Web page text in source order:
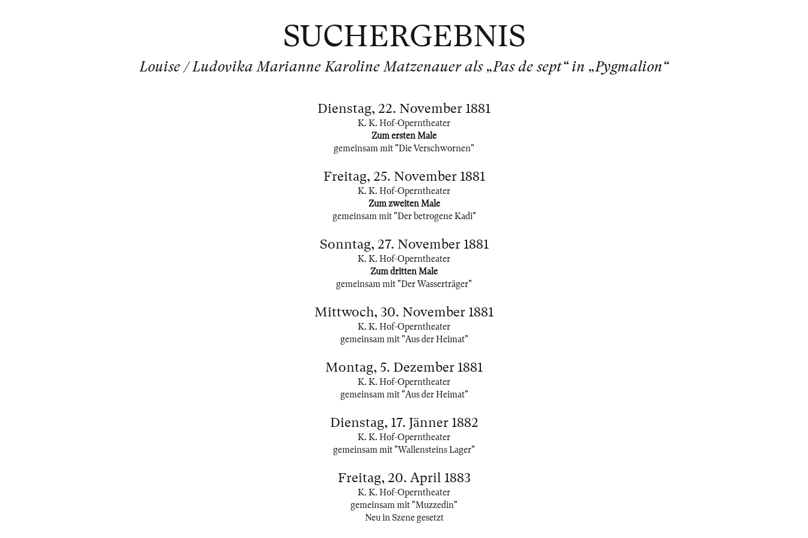
SUCHERGEBNIS
Louise / Ludovika Marianne Karoline Matzenauer als „Pas de sept“ in „Pygmalion“
Dienstag, 22. November 1881
K. K. Hof-Operntheater
Zum ersten Male
gemeinsam mit "Die Verschwornen"
Freitag, 25. November 1881
K. K. Hof-Operntheater
Zum zweiten Male
gemeinsam mit "Der betrogene Kadi"
Sonntag, 27. November 1881
K. K. Hof-Operntheater
Zum dritten Male
gemeinsam mit "Der Wasserträger"
Mittwoch, 30. November 1881
K. K. Hof-Operntheater
gemeinsam mit "Aus der Heimat"
Montag, 5. Dezember 1881
K. K. Hof-Operntheater
gemeinsam mit "Aus der Heimat"
Dienstag, 17. Jänner 1882
K. K. Hof-Operntheater
gemeinsam mit "Wallensteins Lager"
Freitag, 20. April 1883
K. K. Hof-Operntheater
gemeinsam mit "Muzzedin"
Neu in Szene gesetzt